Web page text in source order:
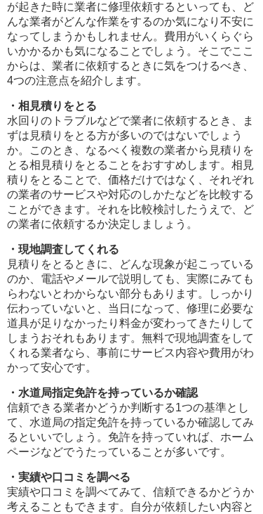
が起きた時に業者に修理依頼するといっても、ど
んな業者がどんな作業をするのか気になり不安に
なってしまうかもしれません。費用がいくらぐら
いかかるかも気になることでしょう。そこでここ
からは、業者に依頼するときに気をつけるべき、
4つの注意点を紹介します。
・相見積りをとる
水回りのトラブルなどで業者に依頼するとき、ま
ずは見積りをとる方が多いのではないでしょう
か。このとき、なるべく複数の業者から見積りを
とる相見積りをとることをおすすめします。相見
積りをとることで、価格だけではなく、それぞれ
の業者のサービスや対応のしかたなどを比較する
ことができます。それを比較検討したうえで、ど
の業者に依頼するか決定しましょう。
・現地調査してくれる
見積りをとるときに、どんな現象が起こっている
のか、電話やメールで説明しても、実際にみても
らわないとわからない部分もあります。しっかり
伝わっていないと、当日になって、修理に必要な
道具が足りなかったり料金が変わってきたりして
しまうおそれもあります。無料で現地調査をして
くれる業者なら、事前にサービス内容や費用がわ
かって安心です。
・水道局指定免許を持っているか確認
信頼できる業者かどうか判断する1つの基準とし
て、水道局の指定免許を持っているか確認してみ
るといいでしょう。免許を持っていれば、ホーム
ページなどでうたっていることが多いです。
・実績や口コミを調べる
実績や口コミを調べてみて、信頼できるかどうか
考えることもできます。自分が依頼したい内容と